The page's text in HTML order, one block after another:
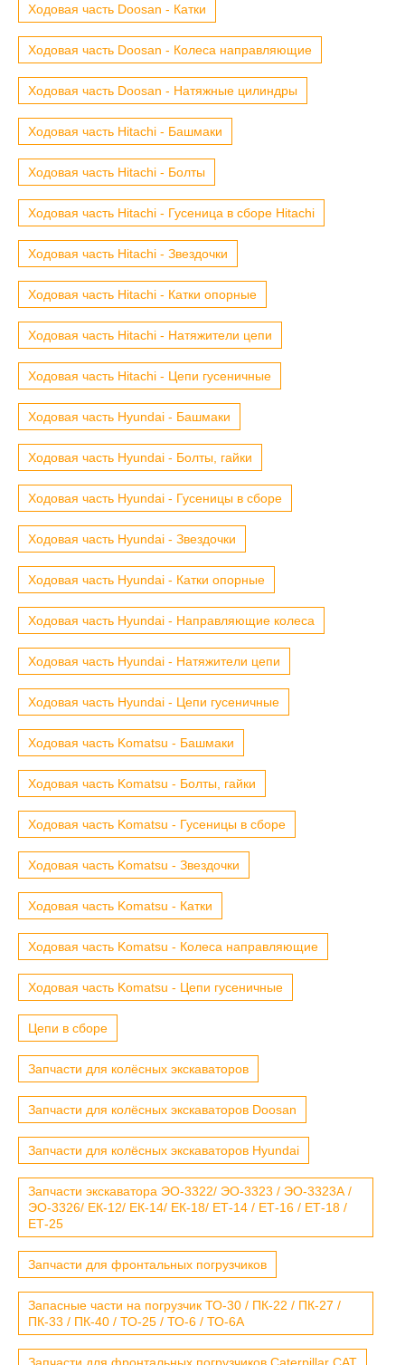
Ходовая часть Doosan - Катки
Ходовая часть Doosan - Колеса направляющие
Ходовая часть Doosan - Натяжные цилиндры
Ходовая часть Hitachi - Башмаки
Ходовая часть Hitachi - Болты
Ходовая часть Hitachi - Гусеница в сборе Hitachi
Ходовая часть Hitachi - Звездочки
Ходовая часть Hitachi - Катки опорные
Ходовая часть Hitachi - Натяжители цепи
Ходовая часть Hitachi - Цепи гусеничные
Ходовая часть Hyundai - Башмаки
Ходовая часть Hyundai - Болты, гайки
Ходовая часть Hyundai - Гусеницы в сборе
Ходовая часть Hyundai - Звездочки
Ходовая часть Hyundai - Катки опорные
Ходовая часть Hyundai - Направляющие колеса
Ходовая часть Hyundai - Натяжители цепи
Ходовая часть Hyundai - Цепи гусеничные
Ходовая часть Komatsu - Башмаки
Ходовая часть Komatsu - Болты, гайки
Ходовая часть Komatsu - Гусеницы в сборе
Ходовая часть Komatsu - Звездочки
Ходовая часть Komatsu - Катки
Ходовая часть Komatsu - Колеса направляющие
Ходовая часть Komatsu - Цепи гусеничные
Цепи в сборе
Запчасти для колёсных экскаваторов
Запчасти для колёсных экскаваторов Doosan
Запчасти для колёсных экскаваторов Hyundai
Запчасти экскаватора ЭО-3322/ ЭО-3323 / ЭО-3323А /
ЭО-3326/ ЕК-12/ ЕК-14/ ЕК-18/ ЕТ-14 / ЕТ-16 / ЕТ-18 /
ЕТ-25
Запчасти для фронтальных погрузчиков
Запасные части на погрузчик ТО-30 / ПК-22 / ПК-27 /
ПК-33 / ПК-40 / ТО-25 / ТО-6 / ТО-6А
Запчасти для фронтальных погрузчиков Caterpillar CAT